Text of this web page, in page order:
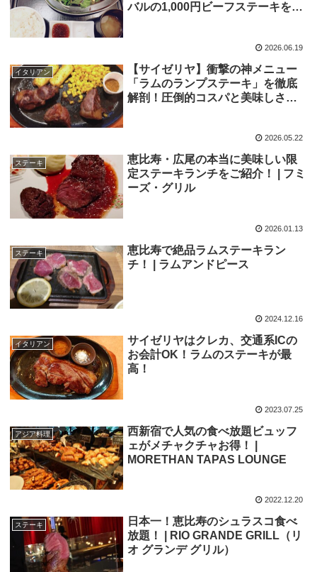
バルの1,000円ビーフステーキを正
2026.06.19
イタリアン
【サイゼリヤ】衝撃の神メニュー
「ラムのランプステーキ」を徹底
解剖！圧倒的コスパと美味しさの
2026.05.22
ステーキ
恵比寿・広尾の本当に美味しい限
定ステーキランチをご紹介！ | フミ
ーズ・グリル
2026.01.13
ステーキ
恵比寿で絶品ラムステーキラン
チ！ | ラムアンドピース
2024.12.16
イタリアン
サイゼリヤはクレカ、交通系ICの
お会計OK！ラムのステーキが最
高！
2023.07.25
アジア料理
西新宿で人気の食べ放題ビュッフ
ェがメチャクチャお得！ |
MORETHAN TAPAS LOUNGE
2022.12.20
ステーキ
日本一！恵比寿のシュラスコ食べ
放題！ | RIO GRANDE GRILL（リ
オ グランデ グリル）